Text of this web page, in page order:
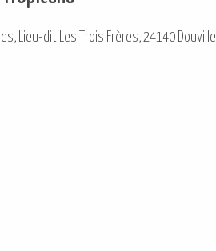
Lieu-dit Les Trois Frères, 24140 Douville